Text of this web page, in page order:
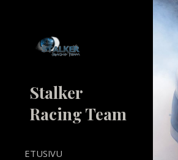
Stalker
Racing Team
ETUSIVU